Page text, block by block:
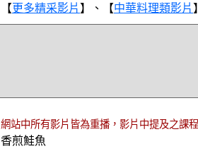
【更多精采影片 】、【中華料理類影片 】
網站中所有影片皆為重播，影片中提及之課
香煎鮭魚